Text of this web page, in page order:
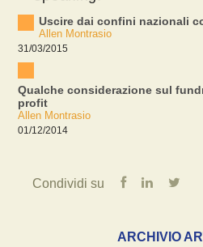
Uscire dai confini nazionali
Allen Montrasio
31/03/2015
Qualche considerazione sul
profit
Allen Montrasio
01/12/2014
Condividi su
ARCHIVIO